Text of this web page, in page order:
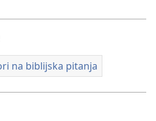
na biblijska pitanja